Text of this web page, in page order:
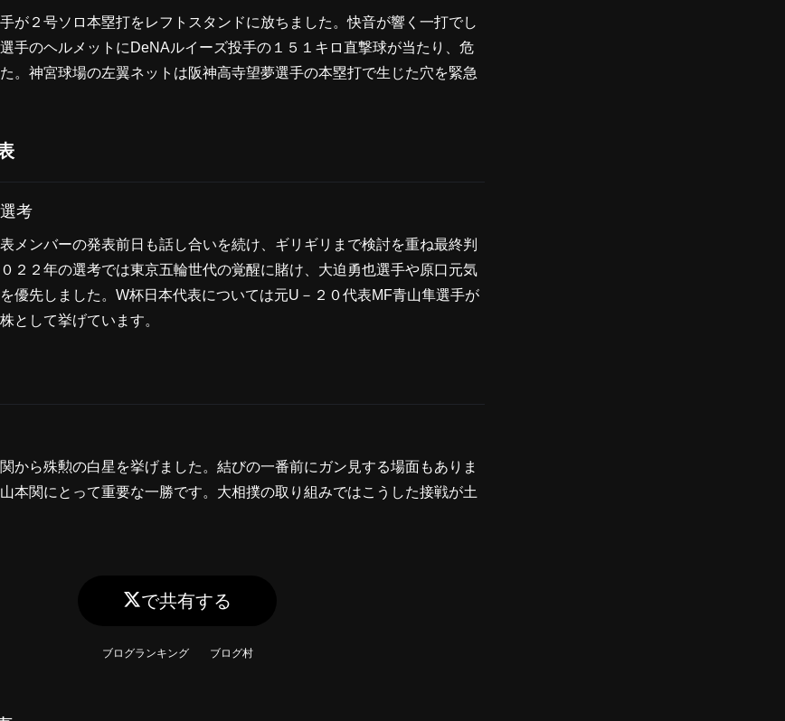
が２号ソロ本塁打をレフトスタンドに放ちました。快音が響く一打でし
手のヘルメットにDeNAルイーズ投手の１５１キロ直撃球が当たり、危
。神宮球場の左翼ネットは阪神高寺望夢選手の本塁打で生じた穴を緊急
考
メンバーの発表前日も話し合いを続け、ギリギリまで検討を重ね最終判
２２年の選考では東京五輪世代の覚醒に賭け、大迫勇也選手や原口元気
優先しました。W杯日本代表については元U－２０代表MF青山隼選手が
として挙げています。
から殊勲の白星を挙げました。結びの一番前にガン見する場面もありま
本関にとって重要な一勝です。大相撲の取り組みではこうした接戦が土
で共有する
ブログランキング ブログ村